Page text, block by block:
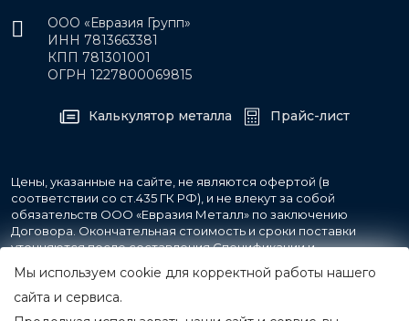
ООО «Евразия Групп»
ИНН 7813663381
КПП 781301001
ОГРН 1227800069815
Калькулятор металла Прайс-лист
Цены, указанные на сайте, не являются офертой (в
соответствии со ст.435 ГК РФ), и не влекут за собой
обязательств ООО «Евразия Металл» по заключению
Договора. Окончательная стоимость и сроки поставки
уточняются после составления Спецификации и
фиксируются в Счете на оплату, а также Спецификации на
поставку товара.
Мы используем cookie для корректной работы нашего
сайта и сервиса.